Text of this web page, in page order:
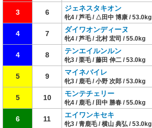
3 6 ジェネスタキオン
牝4 / 芦毛 / △田中 博康 / 53.0kg
4 7 ダイワオンディーヌ
牝4 / 芦毛 / 北村 宏司 / 55.0kg
4 8 テンエイルンルン
牝3 / 栗毛 / 藤田 伸二 / 53.0kg
5 9 マイネバイレ
牝3 / 鹿毛 / 小野 次郎 / 53.0kg
5 10 モンテチェリー
牝4 / 鹿毛 / 田中 勝春 / 55.0kg
6 11 エイワンキセキ
牝3 / 青鹿毛 / 横山 典弘 / 53.0kg